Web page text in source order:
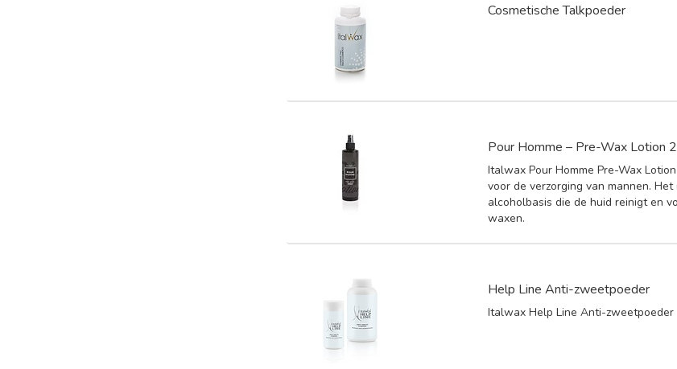
Cosmetische Talkpoeder
Pour Homme – Pre-Wax Lotion
Italwax Pour Homme Pre-Wax
voor de verzorging van mannen.
alcoholbasis die de huid reinigt en
waxen.
Help Line Anti-zweetpoeder
Italwax Help Line Anti-zweetpoeder